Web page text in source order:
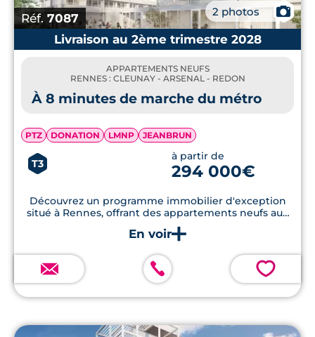
Réf. 7087 2 photos
📷
Livraison au 2ème trimestre 2028
APPARTEMENTS NEUFS
RENNES : CLEUNAY - ARSENAL - REDON
À 8 minutes de marche du métro
PTZ DONATION LMNP JEANBRUN
T3
à partir de
294 000€
Découvrez un programme immobilier d'exception
situé à Rennes, offrant des appartements neufs aux
normes RE2020.
💗